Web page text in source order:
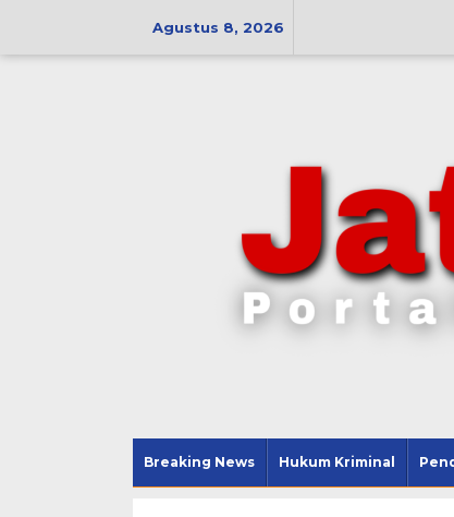
Agustus 8, 2026
Breaking News Hukum Kriminal